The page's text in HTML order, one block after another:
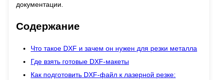
документации.
Содержание
Что такое DXF и зачем он нужен для резки металла
Где взять готовые DXF-макеты
Как подготовить DXF-файл к лазерной резке: